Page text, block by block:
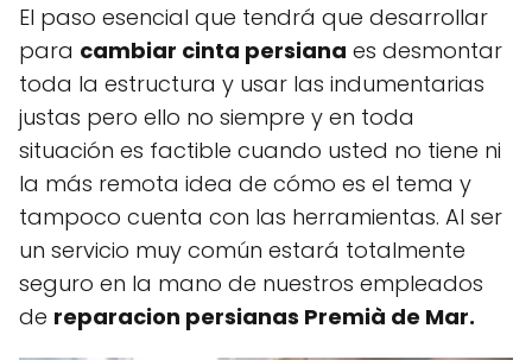
El paso esencial que tendrá que desarrollar
para cambiar cinta persiana es desmontar
toda la estructura y usar las indumentarias
justas pero ello no siempre y en toda
situación es factible cuando usted no tiene ni
la más remota idea de cómo es el tema y
tampoco cuenta con las herramientas. Al ser
un servicio muy común estará totalmente
seguro en la mano de nuestros empleados
de reparacion persianas Premià de Mar.